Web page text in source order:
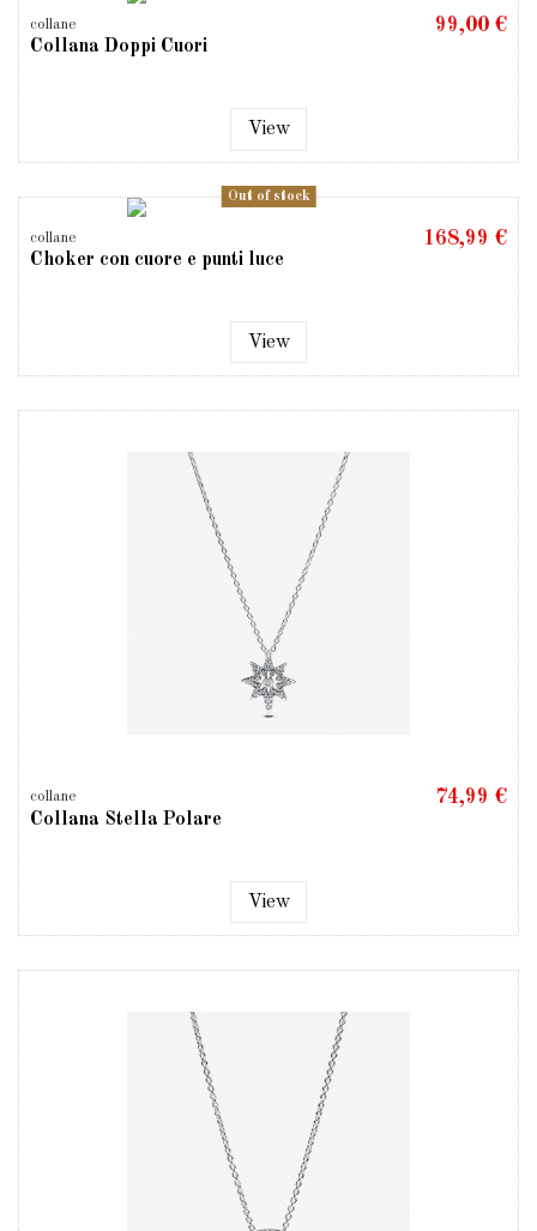
collane
Collana Doppi Cuori
99,00 €
View
Out of stock
collane
Choker con cuore e punti luce
168,99 €
View
collane
Collana Stella Polare
74,99 €
View